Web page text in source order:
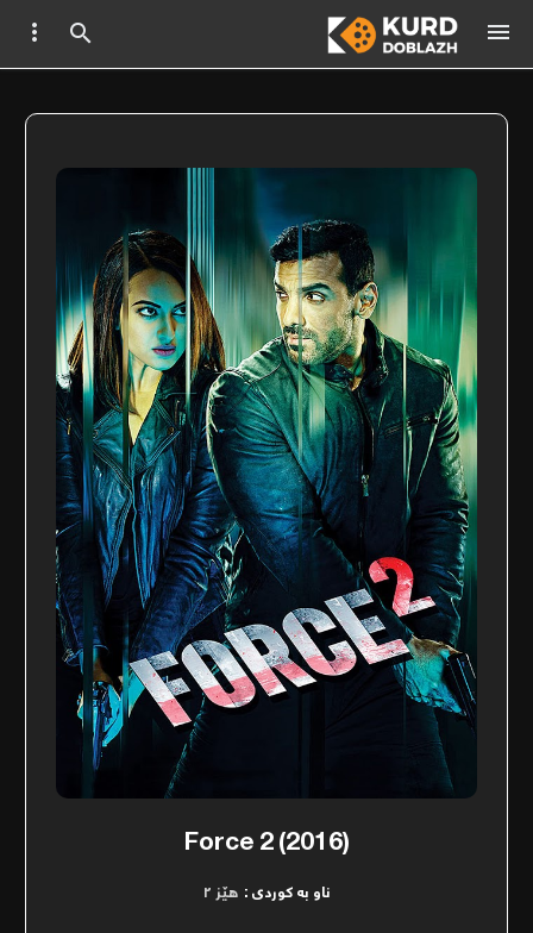



Force 2 (2016)
ناو بە کوردی : هێز ٢